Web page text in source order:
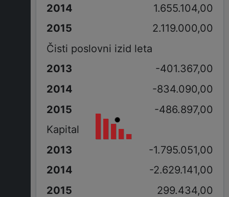
1.655.104,00
2.119.000,00
Čisti poslovni izid leta
-401.367,00
-834.090,00
-486.897,00
Kapital
-1.795.051,00
-2.629.141,00
299.434,00